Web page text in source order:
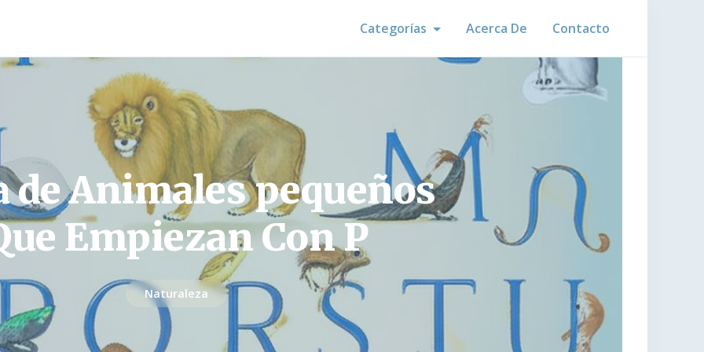
Categorías Acerca De Contacto
de Animales pequeños
Empiezan Con P
Naturaleza